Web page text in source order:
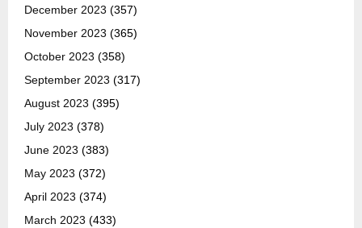
December 2023 (357)
November 2023 (365)
October 2023 (358)
September 2023 (317)
August 2023 (395)
July 2023 (378)
June 2023 (383)
May 2023 (372)
April 2023 (374)
March 2023 (433)